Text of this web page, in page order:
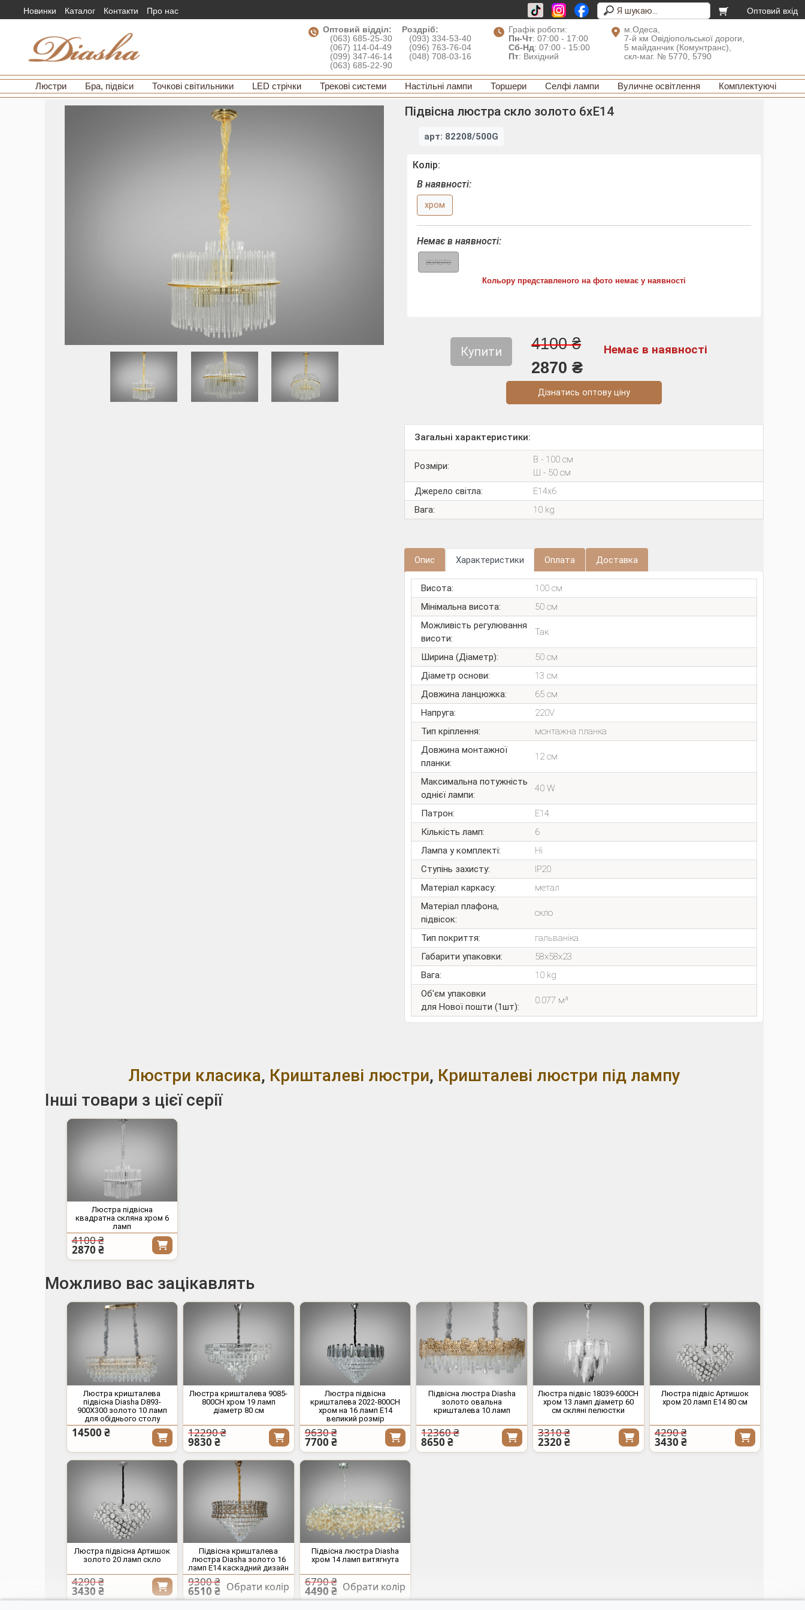
Новинки Каталог Контакти Про нас
Оптовий вхід
Оптовий відділ:
(063) 685-25-30
(067) 114-04-49
(099) 347-46-14
(063) 685-22-90
Роздріб:
(093) 334-53-40
(096) 763-76-04
(048) 708-03-16
Графік роботи:
Пн-Чт: 07:00 - 17:00
Сб-Нд: 07:00 - 15:00
Пт: Вихідний
м.Одеса,
7-й км Овідіопольської дороги,
5 майданчик (Комунтранс),
скл-маг. № 5770, 5790
Люстри Бра, підвіси Точкові світильники LED стрічки Трекові системи Настільні лампи Торшери Селфі лампи Вуличне освітлення Комплектуючі
Підвісна люстра скло золото 6xE14
арт: 82208/500G
Колір:
В наявності:
хром
Немає в наявності:
золото
Кольору представленого на фото немає у наявності
Купити
4100 ₴
2870 ₴
Немає в наявності
Дізнатись оптову ціну
Загальні характеристики:
Розміри:
В - 100 см
Ш - 50 см
Джерело світла:
E14х6
Вага:
10 kg
Опис Характеристики Оплата Доставка
Висота:
100 см
Мінімальна висота:
50 см
Можливість регулювання
висоти:
Так
Ширина (Діаметр):
50 см
Діаметр основи:
13 см
Довжина ланцюжка:
65 см
Напруга:
220V
Тип кріплення:
монтажна планка
Довжина монтажної
планки:
12 см
Максимальна потужність
однієї лампи:
40 W
Патрон:
E14
Кількість ламп:
6
Лампа у комплекті:
Ні
Ступінь захисту:
IP20
Матеріал каркасу:
метал
Матеріал плафона,
підвісок:
скло
Тип покриття:
гальваніка
Габарити упаковки:
58x58x23
Вага:
10 kg
Об'єм упаковки
для Нової пошти (1шт):
0.077 м³
Люстри класика, Кришталеві люстри, Кришталеві люстри під лампу
Інші товари з цієї серії
Люстра підвісна
квадратна скляна хром 6
ламп
4100 ₴
2870 ₴
Можливо вас зацікавлять
Люстра кришталева
підвісна Diasha D893-
900X300 золото 10 ламп
для обіднього столу
14500 ₴
Люстра кришталева 9085-
800CH хром 19 ламп
діаметр 80 см
12290 ₴
9830 ₴
Люстра підвісна
кришталева 2022-800CH
хром на 16 ламп E14
великий розмір
9630 ₴
7700 ₴
Підвісна люстра Diasha
золото овальна
кришталева 10 ламп
12360 ₴
8650 ₴
Люстра підвіс 18039-600CH
хром 13 ламп діаметр 60
см скляні пелюстки
3310 ₴
2320 ₴
Люстра підвіс Артишок
хром 20 ламп E14 80 см
4290 ₴
3430 ₴
Люстра підвісна Артишок
золото 20 ламп скло
4290 ₴
3430 ₴
Підвісна кришталева
люстра Diasha золото 16
ламп E14 каскадний дизайн
9300 ₴
6510 ₴ Обрати колір
Підвісна люстра Diasha
хром 14 ламп витягнута
6790 ₴
4490 ₴ Обрати колір